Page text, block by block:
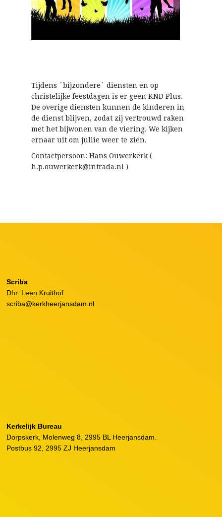
Tijdens ´bijzondere´ diensten en op
christelijke feestdagen is er geen KND Plus.
De overige diensten kunnen de kinderen in
de dienst blijven, zodat zij vertrouwd raken
met het bijwonen van de viering. We kijken
ernaar uit om jullie weer te zien.
Contactpersoon: Hans Ouwerkerk (
h.p.ouwerkerk@intrada.nl )
Kerkelijk Bureau
Dorpskerk, Molenweg 8, 2995 BL Heerjansdam.
Postbus 92, 2995 ZJ Heerjansdam
Scriba
Dhr. Leen Kruithof
scriba@kerkheerjansdam.nl